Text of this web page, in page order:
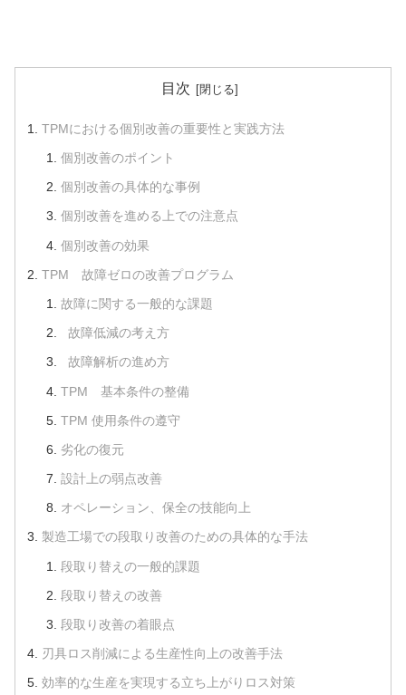
目次
TPMにおける個別改善の重要性と実践方法
個別改善のポイント
個別改善の具体的な事例
個別改善を進める上での注意点
個別改善の効果
TPM 故障ゼロの改善プログラム
故障に関する一般的な課題
故障低減の考え方
故障解析の進め方
TPM 基本条件の整備
TPM 使用条件の遵守
劣化の復元
設計上の弱点改善
オペレーション、保全の技能向上
製造工場での段取り改善のための具体的な手法
段取り替えの一般的課題
段取り替えの改善
段取り改善の着眼点
刃具ロス削減による生産性向上の改善手法
効率的な生産を実現する立ち上がりロス対策